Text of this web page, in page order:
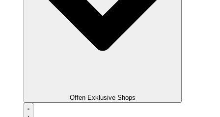
Offen Exklusive Shops